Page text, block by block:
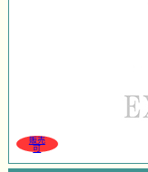
販売
可